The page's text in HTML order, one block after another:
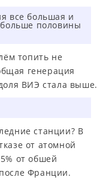
все большая и
половины
топить не
генерация
ВИЭ стала выше.
станции? В
от атомной
от обшей
Франции.